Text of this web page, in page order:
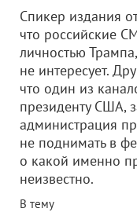
Спикер издания
что российские
личностью
не интересует.
что один из
президенту США,
администрация
не поднимать в
о какой именно
неизвестно.
В тему